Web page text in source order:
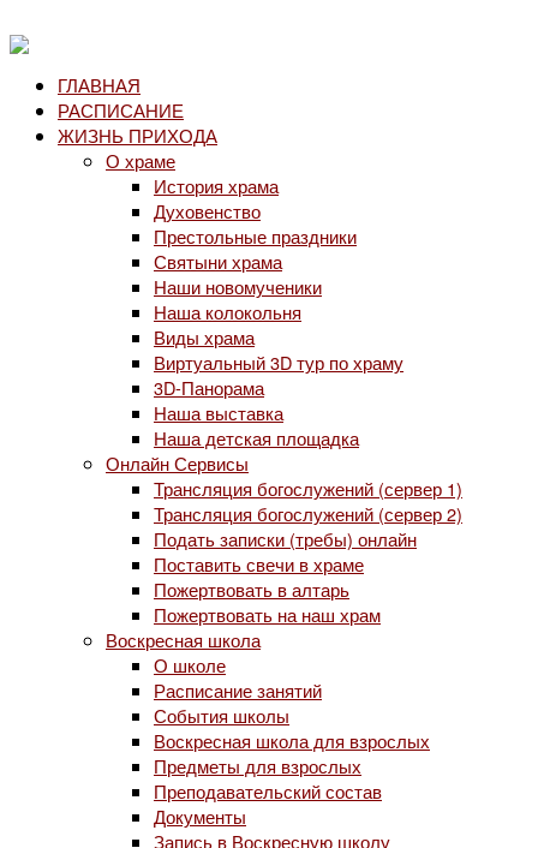
ГЛАВНАЯ
РАСПИСАНИЕ
ЖИЗНЬ ПРИХОДА
О храме
История храма
Духовенство
Престольные праздники
Святыни храма
Наши новомученики
Наша колокольня
Виды храма
Виртуальный 3D тур по храму
3D-Панорама
Наша выставка
Наша детская площадка
Онлайн Сервисы
Трансляция богослужений (сервер 1)
Трансляция богослужений (сервер 2)
Подать записки (требы) онлайн
Поставить свечи в храме
Пожертвовать в алтарь
Пожертвовать на наш храм
Воскресная школа
О школе
Расписание занятий
События школы
Воскресная школа для взрослых
Предметы для взрослых
Преподавательский состав
Документы
Запись в Воскресную школу